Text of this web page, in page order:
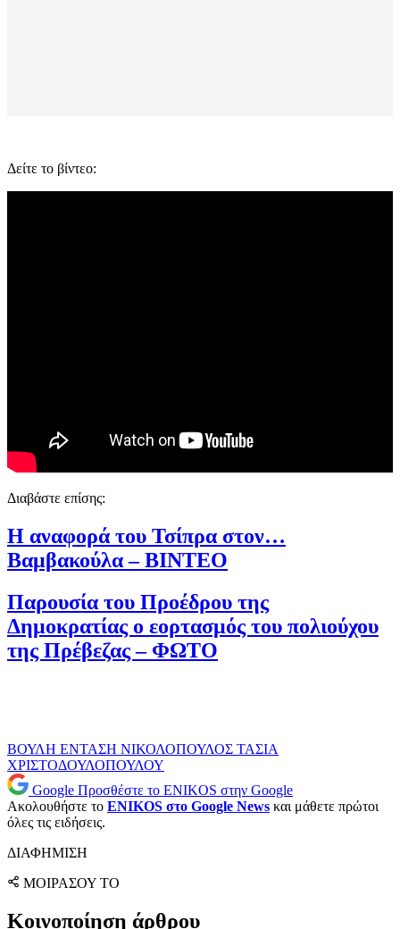
Δείτε το βίντεο:
Διαβάστε επίσης:
Η αναφορά του Τσίπρα στον…
Βαμβακούλα – ΒΙΝΤΕΟ
Παρουσία του Προέδρου της
Δημοκρατίας ο εορτασμός του πολιούχου
της Πρέβεζας – ΦΩΤΟ
ΒΟΥΛΗ ΕΝΤΑΣΗ ΝΙΚΟΛΟΠΟΥΛΟΣ ΤΑΣΙΑ
ΧΡΙΣΤΟΔΟΥΛΟΠΟΥΛΟΥ
Google Προσθέστε το ENIKOS στην Google
Ακολουθήστε το ENIKOS στο Google News και μάθετε πρώτοι
όλες τις ειδήσεις.
ΔΙΑΦΗΜΙΣΗ
ΜΟΙΡΑΣΟΥ ΤΟ
Κοινοποίηση άρθρου